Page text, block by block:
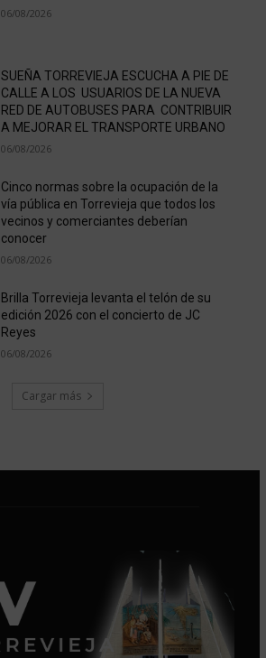
06/08/2026
SUEÑA TORREVIEJA ESCUCHA A PIE DE
CALLE A LOS USUARIOS DE LA NUEVA
RED DE AUTOBUSES PARA CONTRIBUIR
A MEJORAR EL TRANSPORTE URBANO
06/08/2026
Cinco normas sobre la ocupación de la
vía pública en Torrevieja que todos los
vecinos y comerciantes deberían
conocer
06/08/2026
Brilla Torrevieja levanta el telón de su
edición 2026 con el concierto de JC
Reyes
06/08/2026
Cargar más